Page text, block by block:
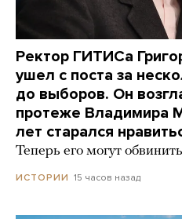
Ректор ГИТИСа
ушел с поста за
до выборов. Он
протеже Владимира
лет старался
Теперь его могут
ИСТОРИИ 15 часов назад